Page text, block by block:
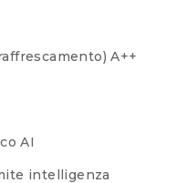
A++
AI
intelligenza